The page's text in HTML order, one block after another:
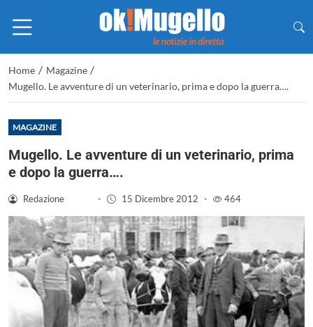
Home / Magazine /
Mugello. Le avventure di un veterinario, prima e dopo la guerra….
MAGAZINE
Mugello. Le avventure di un veterinario, prima
e dopo la guerra….
Redazione - 15 Dicembre 2012 - 464